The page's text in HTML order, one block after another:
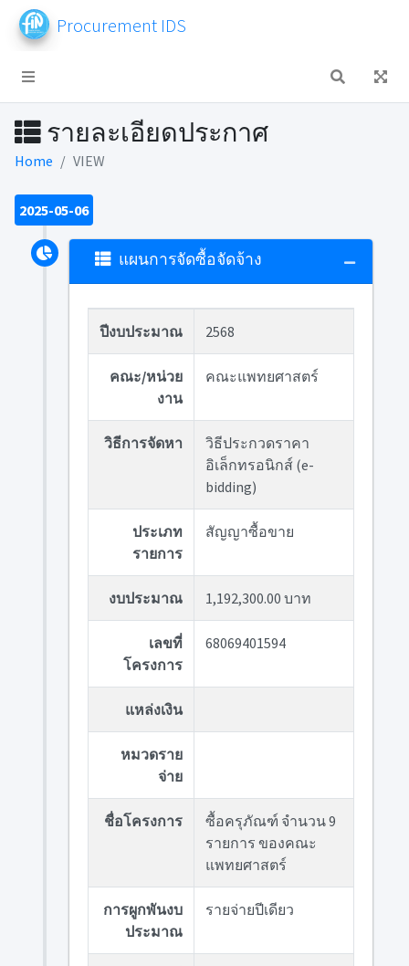
Procurement IDS
รายละเอียดประกาศ
Home VIEW
2025-05-06
แผนการจัดซื้อจัดจ้าง
ปีงบประมาณ 2568
คณะ/หน่วย
งาน
คณะแพทยศาสตร์
วิธีการจัดหา
วิธีประกวดราคา
อิเล็กทรอนิกส์ (e-
bidding)
ประเภท
รายการ
สัญญาซื้อขาย
งบประมาณ 1,192,300.00 บาท
เลขที่
โครงการ
68069401594
แหล่งเงิน
หมวดราย
จ่าย
ชื่อโครงการ
ซื้อครุภัณฑ์ จำนวน 9
รายการ ของคณะ
แพทยศาสตร์
การผูกพันงบ
ประมาณ
รายจ่ายปีเดียว